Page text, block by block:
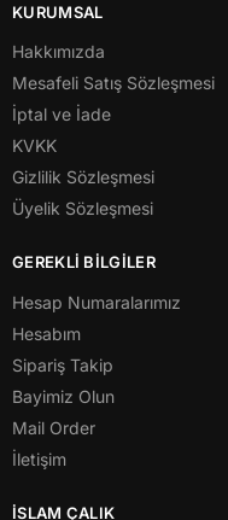
KURUMSAL
Hakkımızda
Mesafeli Satış Sözleşmesi
İptal ve İade
KVKK
Gizlilik Sözleşmesi
Üyelik Sözleşmesi
GEREKLİ BİLGİLER
Hesap Numaralarımız
Hesabım
Sipariş Takip
Bayimiz Olun
Mail Order
İletişim
İSLAM ÇALIK